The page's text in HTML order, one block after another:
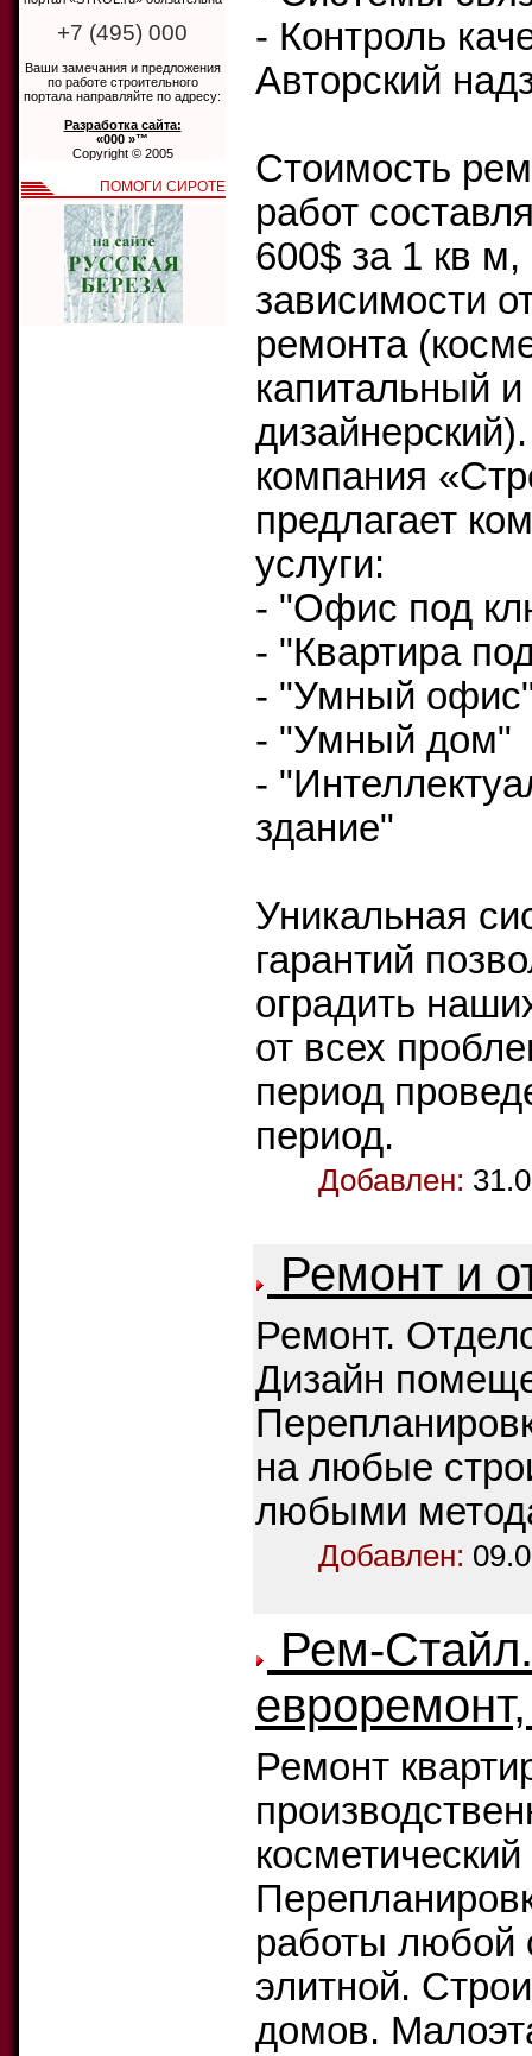
- Контроль
Авторский
Стоимость
работ
600$ за 1 кв м,
зависимости
ремонта
капитальный и
компания
предлагает
услуги:
- "Офис под
- "Квартира
- "Умный
- "Умный дом"
-
здание"
Уникальная
гарантий
оградить
от всех
период
период.
Добавлен:
Ремонт и
Ремонт.
Дизайн
на любые
любыми
Добавлен:
Рем-
Ремонт
работы любой
элитной.
домов.
+7 (495) 000
Ваши замечания и предложения
по работе строительного
портала направляйте по адресу:
Разработка сайта:
«000 »™
Copyright © 2005
ПОМОГИ СИРОТЕ